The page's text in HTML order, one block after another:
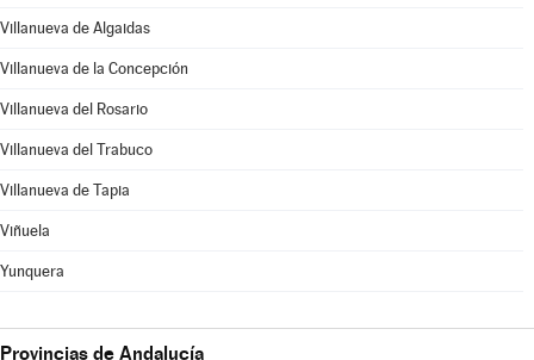
Villanueva de Algaidas
Villanueva de la Concepción
Villanueva del Rosario
Villanueva del Trabuco
Villanueva de Tapia
Viñuela
Yunquera
Provincias de Andalucía